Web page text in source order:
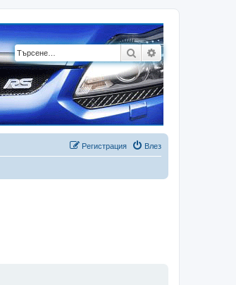
ТърсенеРазширено
Влез
Регистрация